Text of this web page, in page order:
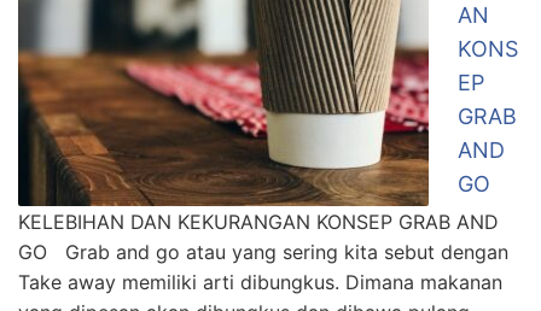
AN
KONS
EP
GRAB
AND
GO
KELEBIHAN DAN KEKURANGAN KONSEP GRAB AND
GO Grab and go atau yang sering kita sebut dengan
Take away memiliki arti dibungkus. Dimana makanan